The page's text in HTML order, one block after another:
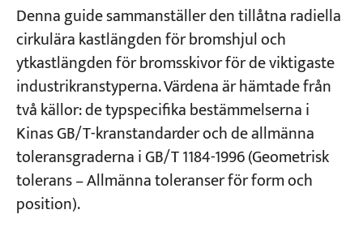
Projekt
Bloggar
Nyheter
Applikationer
Om oss
och gummihjulsdrivna) Bromshjul och
bromsskiva
5. Bromsbackspel till hjul och mellan
bromsback och skiva
Denna guide sammanställer den tillåtna radiella
cirkulära kastlängden för bromshjul och
ytkastlängden för bromsskivor för de viktigaste
industrikranstyperna. Värdena är hämtade från
två källor: de typspecifika bestämmelserna i
Kinas GB/T-kranstandarder och de allmänna
toleransgraderna i GB/T 1184-1996 (Geometrisk
tolerans – Allmänna toleranser för form och
position).